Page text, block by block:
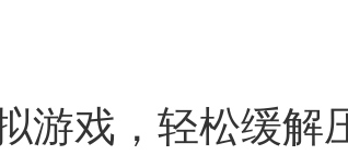
游戏，轻松缓解